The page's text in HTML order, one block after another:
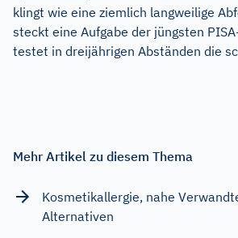
klingt wie eine ziemlich langweilige
steckt eine Aufgabe der jüngsten
testet in dreijährigen Abständen die
Mehr Artikel zu diesem Thema
Kosmetikallergie, nahe
Alternativen